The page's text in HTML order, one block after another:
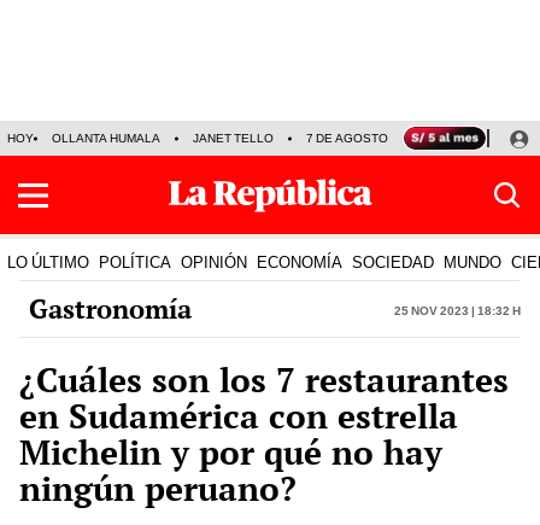
HOY OLLANTA HUMALA JANET TELLO 7 DE AGOSTO TINKA RESULTADOS
LO ÚLTIMO POLÍTICA OPINIÓN ECONOMÍA SOCIEDAD MUNDO
Gastronomía 25 Nov 2023 | 18:32 h
¿Cuáles son los 7 restaurantes
en Sudamérica con estrella
Michelin y por qué no hay
ningún peruano?